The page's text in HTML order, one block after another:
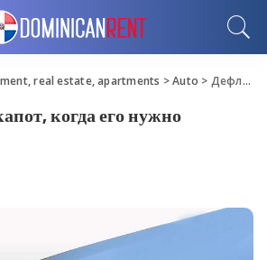
real estate, apartments >Auto > Дефлектор на капот, когда его нужно установить
когда его нужно